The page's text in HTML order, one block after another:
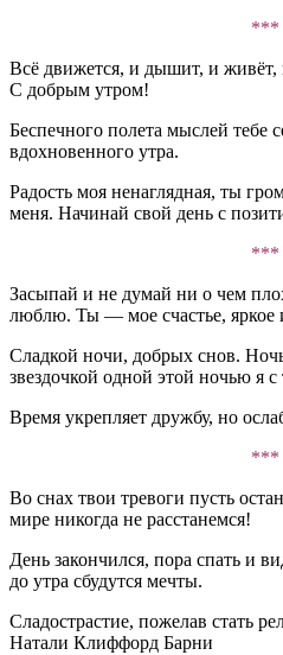
***
Всё движется, и дышит, и живёт,
С добрым утром!
Беспечного полета мыслей тебе
вдохновенного утра.
Радость моя ненаглядная, ты
меня. Начинай свой день с
***
Засыпай и не думай ни о чем
люблю. Ты — мое счастье, яркое
Сладкой ночи, добрых снов.
звездочкой одной этой ночью я с
Время укрепляет дружбу, но
***
Во снах твои тревоги пусть
мире никогда не расстанемся!
День закончился, пора спать и
до утра сбудутся мечты.
Сладострастие, пожелав стать
Натали Клиффорд Барни